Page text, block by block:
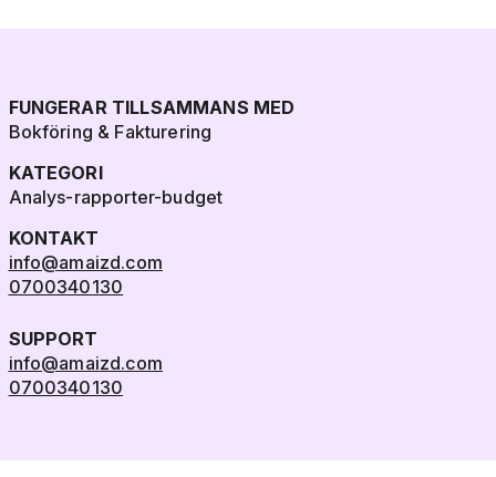
FUNGERAR TILLSAMMANS MED
Bokföring & Fakturering
KATEGORI
Analys-rapporter-budget
KONTAKT
info@amaizd.com
0700340130
SUPPORT
info@amaizd.com
0700340130